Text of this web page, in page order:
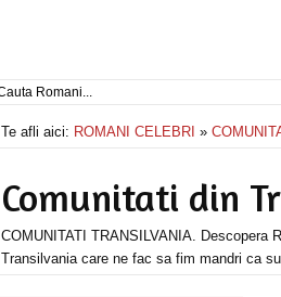
Te afli aici: ROMANI CELEBRI »
Comunitati din
COMUNITATI TRANSILVANIA. Descopera
Transilvania care ne fac sa fim mandri ca